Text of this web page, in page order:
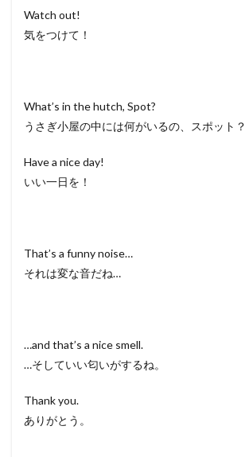
Watch out!
気をつけて！
What’s in the hutch, Spot?
うさぎ小屋の中には何がいるの、スポット？
Have a nice day!
いい一日を！
That’s a funny noise…
それは変な音だね…
…and that’s a nice smell.
…そしていい匂いがするね。
Thank you.
ありがとう。